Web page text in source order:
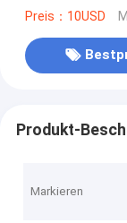
Preis：10USD
Produkt-
Markieren